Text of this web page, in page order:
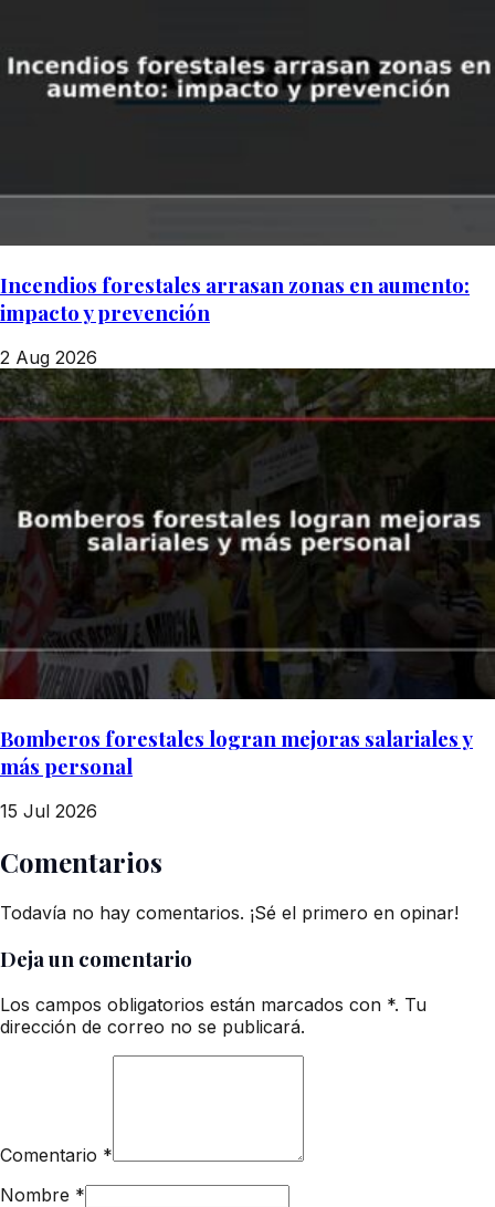
Incendios forestales arrasan zonas en aumento:
impacto y prevención
2 Aug 2026
Bomberos forestales logran mejoras salariales y
más personal
15 Jul 2026
Comentarios
Todavía no hay comentarios. ¡Sé el primero en opinar!
Deja un comentario
Los campos obligatorios están marcados con *. Tu
dirección de correo no se publicará.
Comentario *
Nombre *